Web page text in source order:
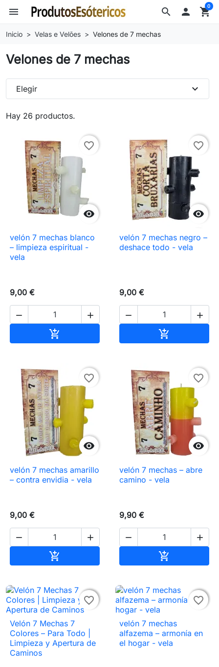
search
menu  shopping_cart
0
Inicio Velas e Velões Velones de 7 mechas
Velones de 7 mechas
Hay 26 productos.
Elegir expand_more

favorite_border
velón 7 mechas blanco
– limpieza espiritual -
vela
9,00 €
 


favorite_border
velón 7 mechas negro –
deshace todo - vela
9,00 €
 


favorite_border
velón 7 mechas amarillo
– contra envidia - vela
9,00 €
 


favorite_border
velón 7 mechas – abre
camino - vela
9,90 €
 


favorite_border
Velón 7 Mechas 7
Colores – Para Todo |
Limpieza y Apertura de
Caminos

favorite_border
velón 7 mechas
alfazema – armonía en
el hogar - vela